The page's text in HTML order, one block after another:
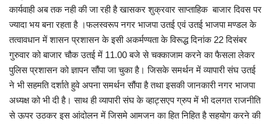
धर्म
करियर
राशिफल
खेल
कार्यवाही अब तक नही की जा रही है खासकर शुक्रवार साप्ताहिक बाजार दिवस पर
ज्यादा भय बना रहता है ।फलस्वरूप नगर भाजपा उतई एवं उतई भाजपा मण्डल के
तत्वावधान में शासन प्रशासन के इसी अकर्मण्यता के विरूद्ध दिनांक 22 दिसंबर
गुरुवार को बाजार चौक उतई में 11.00 बजे से चक्काजाम करने का फैसला लेकर
पुलिस प्रशासन को ज्ञापन सौंपा जा चुका है। जिसके समर्थन में व्यापारी संघ उतई
ने भी सहमति दर्शाते हुवे अपना समर्थन सौंपा है तथा इसकी जानकारी नगर भाजपा
अध्यक्ष को भी दी है। साथ ही व्यापारी संघ के व्हाट्सएप ग्रुप में भी दलगत राजनीति
से ऊपर उठकर इस आंदोलन में जिसमे आमजन का हित निहित है सहयोग करने की